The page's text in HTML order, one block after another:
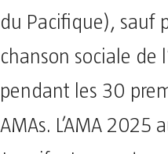
du Pacifique), sauf
chanson sociale de
pendant les 30
AMAs. L’AMA